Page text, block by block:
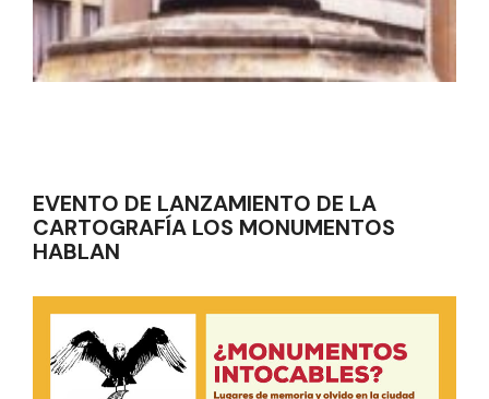
EVENTO DE LANZAMIENTO DE LA
CARTOGRAFÍA LOS MONUMENTOS
HABLAN